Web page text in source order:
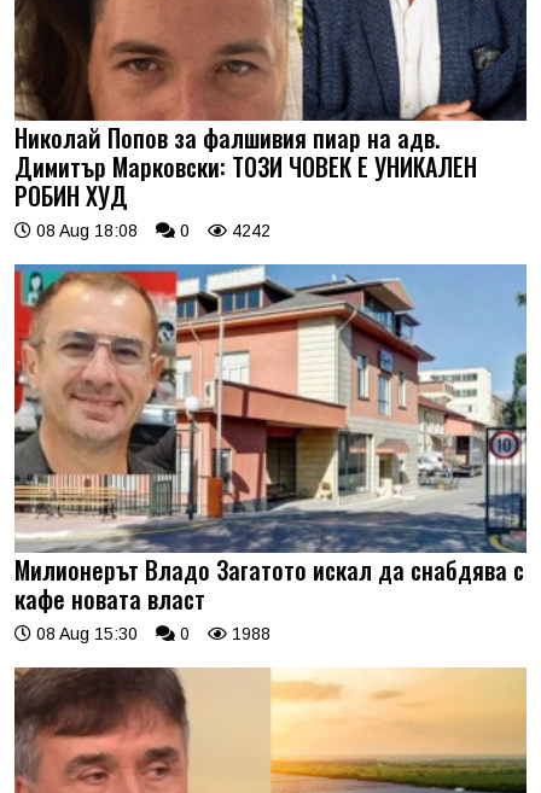
Николай Попов за фалшивия пиар на адв.
Димитър Марковски: ТОЗИ ЧОВЕК Е УНИКАЛЕН
РОБИН ХУД
08 Aug 18:08 0 4242
Милионерът Владо Загатото искал да снабдява с
кафе новата власт
08 Aug 15:30 0 1988